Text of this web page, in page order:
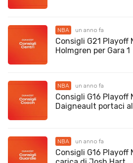
NBA un anno fa
Consigli G21 Playoff
Holmgren per Gara 1
NBA un anno fa
Consigli G16 Playoff
Daigneault portaci
NBA un anno fa
Consigli G16 Playoff